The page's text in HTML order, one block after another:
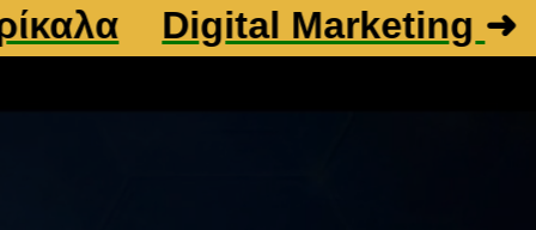
Digital Marketing➜